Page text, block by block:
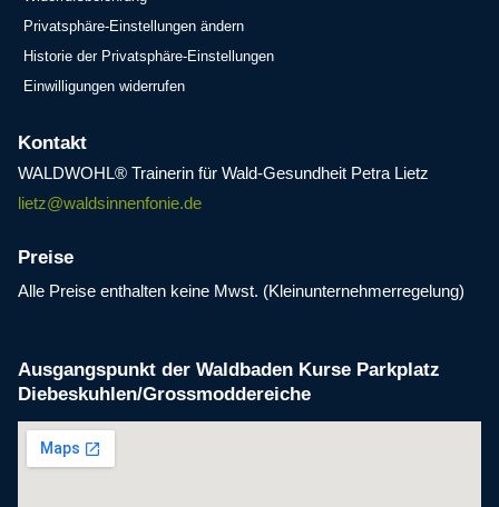
Privatsphäre-Einstellungen ändern
Historie der Privatsphäre-Einstellungen
Einwilligungen widerrufen
Kontakt
WALDWOHL® Trainerin für Wald-Gesundheit Petra Lietz
lietz@waldsinnenfonie.de
Preise
Alle Preise enthalten keine Mwst. (Kleinunternehmerregelung)
Ausgangspunkt der Waldbaden Kurse Parkplatz
Diebeskuhlen/Grossmoddereiche